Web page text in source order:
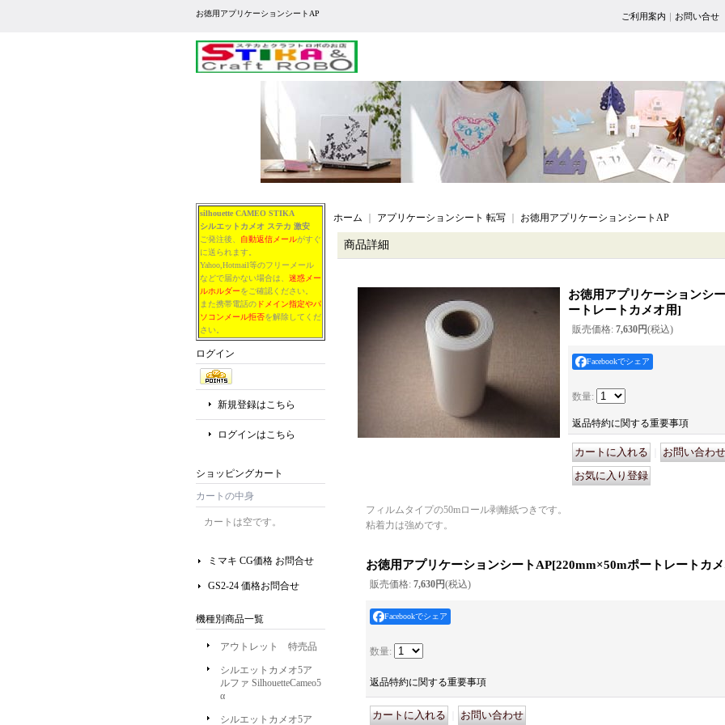
お徳用アプリケーションシートAP ご利用案内 ｜ お問い合せ
silhouette CAMEO STIKA
シルエットカメオ ステカ 激安
ご発注後、 自動返信メールがすぐ
に送られます。
Yahoo,Hotmail等のフリーメール
などで届かない場合は、 迷惑メー
ルホルダーをご確認ください。
また携帯電話の ドメイン指定やパ
ソコンメール拒否を解除してくだ
さい。
ログイン
新規登録はこちら
ログインはこちら
ショッピングカート
カートの中身
カートは空です。
ミマキ CG価格 お問合せ
GS2-24 価格お問合せ
機種別商品一覧
アウトレット 特売品
シルエットカメオ5ア
ルファ SilhouetteCameo5
α
シルエットカメオ5ア
ホーム アプリケーションシート 転写 お徳用アプリケーションシートAP
商品詳細
お徳用アプリケーションシ
ートレートカメオ用]
販売価格: 7,630円(税込)
Facebookでシェア
数量:
返品特約に関する重要事項
フィルムタイプの50mロール剥離紙つきです。
粘着力は強めです。
お徳用アプリケーションシートAP[220mm×50mポートレートカ
販売価格: 7,630円(税込)
Facebookでシェア
数量:
返品特約に関する重要事項